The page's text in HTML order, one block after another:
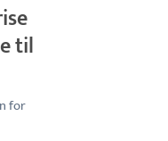
til
for